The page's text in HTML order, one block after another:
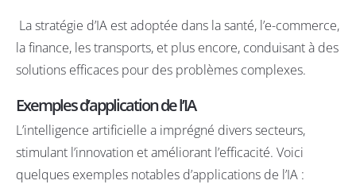
La stratégie d’IA est adoptée dans la santé, l’e-commerce,
la finance, les transports, et plus encore, conduisant à des
solutions efficaces pour des problèmes complexes.
Exemples d’application de l’IA
L’intelligence artificielle a imprégné divers secteurs,
stimulant l’innovation et améliorant l’efficacité. Voici
quelques exemples notables d’applications de l’IA :